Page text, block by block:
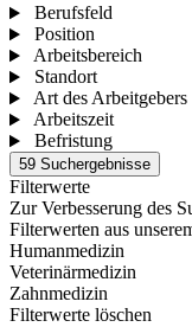
Berufsfeld
Position
Arbeitsbereich
Standort
Art des Arbeitgebers
Arbeitszeit
Befristung
59 Suchergebnisse
Filterwerte
Zur Verbesserung des
Filterwerten aus
Humanmedizin
Veterinärmedizin
Zahnmedizin
Filterwerte löschen